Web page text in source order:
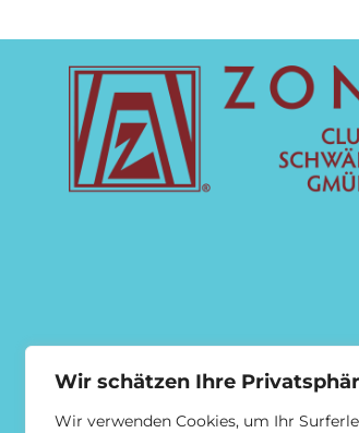
Wir schätzen Ihre
Wir verwenden Cookies, um Ihr